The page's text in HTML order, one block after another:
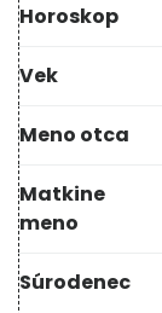
Horoskop
Vek
Meno otca
Matkine
meno
Súrodenec